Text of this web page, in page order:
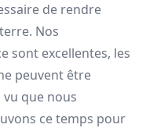
de rendre
Nos
sont excellentes, les
peuvent être
que nous
ce temps pour